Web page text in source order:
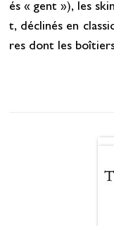
és « gent »), les
t, déclinés en
res dont les